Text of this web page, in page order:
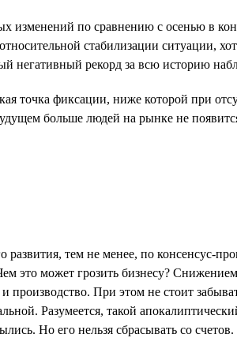
изменений по сравнению с осенью в
стабилизации ситуации,
негативный рекорд за всю историю
точка фиксации, ниже которой при
больше людей на рынке не
тем не менее, по консенсус-
может грозить бизнесу? Снижением
При этом не стоит
Разумеется, такой
Но его нельзя сбрасывать со счетов.